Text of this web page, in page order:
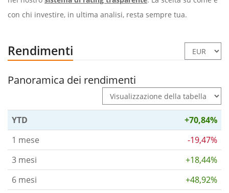
con chi investire, in ultima analisi, resta sempre tua.
Rendimenti
Panoramica dei rendimenti
YTD
+70,84%
1 mese
-19,47%
3 mesi
+18,44%
6 mesi
+48,92%